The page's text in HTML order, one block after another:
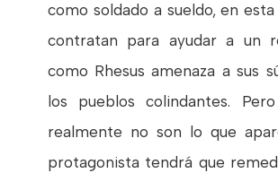
como soldado a sueldo, en
contratan para ayudar a un
como Rhesus amenaza a sus
los pueblos colindantes.
realmente no son lo que
protagonista tendrá que